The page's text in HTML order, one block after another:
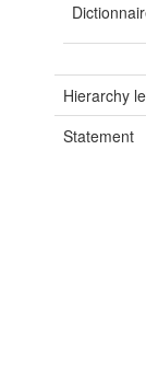
Hierarchy
Statement